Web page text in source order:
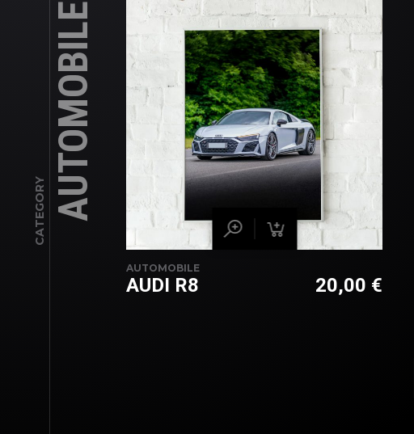
CATEGORY AUTOMOBILE
AUTOMOBILE
AUDI R8 20,00 €